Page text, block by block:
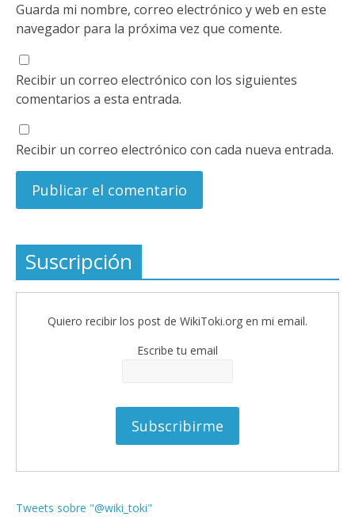
Guarda mi nombre, correo electrónico y web en este
navegador para la próxima vez que comente.
Recibir un correo electrónico con los siguientes
comentarios a esta entrada.
Recibir un correo electrónico con cada nueva entrada.
Suscripción
Quiero recibir los post de WikiToki.org en mi email.
Escribe tu email
Tweets sobre "@wiki_toki"